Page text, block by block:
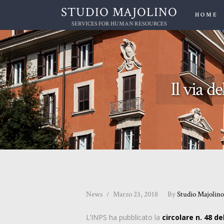
STUDIO MAJOLINO
SERVICES FOR HUMAN RESOURCES
HOME
Il via
News Marzo 23, 2018 ByStudio Majolino
L’INPS ha pubblicato la circolare n. 48